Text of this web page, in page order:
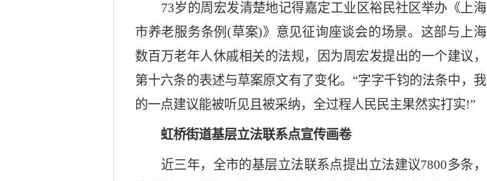
73岁的周宏发清楚地记得嘉定工业区裕民社区举办《上海
市养老服务条例(草案)》意见征询座谈会的场景。这部与上海
数百万老年人休戚相关的法规，因为周宏发提出的一个建议，
第十六条的表述与草案原文有了变化。“字字千钧的法条中，我
的一点建议能被听见且被采纳，全过程人民民主果然实打实!”
虹桥街道基层立法联系点宣传画卷
近三年，全市的基层立法联系点提出立法建议7800多条，